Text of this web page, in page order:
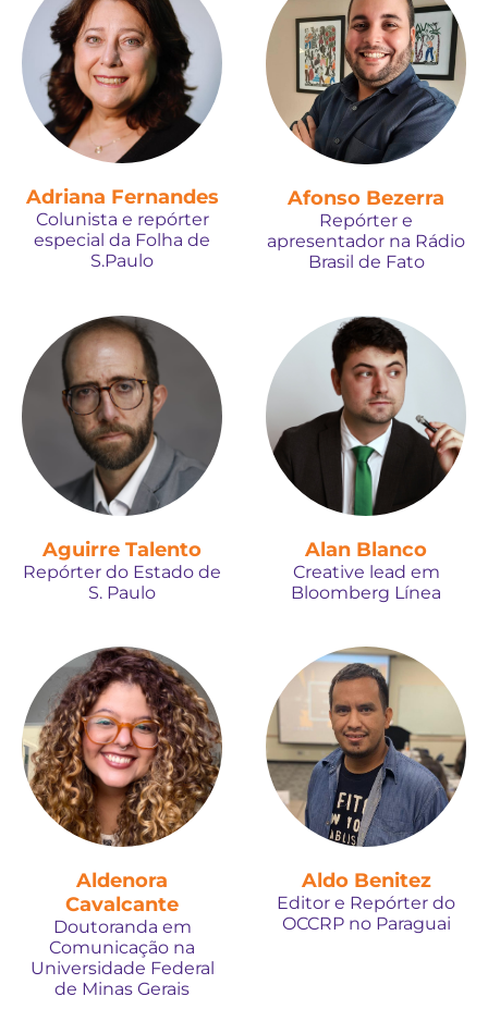
Adriana Fernandes
Colunista e repórter
especial da Folha de
S.Paulo
Afonso Bezerra
Repórter e
apresentador na Rádio
Brasil de Fato
Aguirre Talento
Repórter do Estado de
S. Paulo
Alan Blanco
Creative lead em
Bloomberg Línea
Aldenora
Cavalcante
Doutoranda em
Comunicação na
Universidade Federal
de Minas Gerais
Aldo Benitez
Editor e Repórter do
OCCRP no Paraguai